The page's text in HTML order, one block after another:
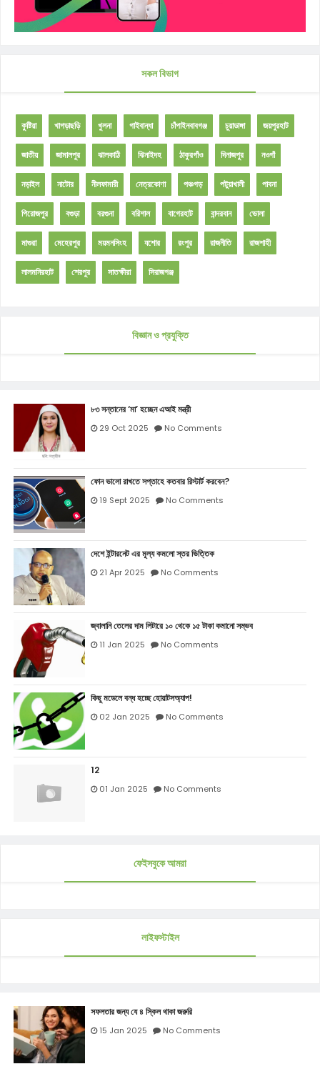
সকল বিভাগ
কুষ্টিয়া খাগড়াছড়ি খুলনা গাইবান্ধা চাঁপাইনবাবগঞ্জ চুয়াডাঙ্গা জয়পুরহাট
জাতীয় জামালপুর ঝালকাঠি ঝিনাইদহ ঠাকুরগাঁও দিনাজপুর নওগাঁ
নড়াইল নাটোর নীলফামারী নেত্রকোণা পঞ্চগড় পটুয়াখালী পাবনা
পিরোজপুর বগুড়া বরগুনা বরিশাল বাগেরহাট বান্দরবান ভোলা
মাগুরা মেহেরপুর ময়মনসিংহ যশোর রংপুর রাজনীতি রাজশাহী
লালমনিরহাট শেরপুর সাতক্ষীরা সিরাজগঞ্জ
বিজ্ঞান ও প্রযুক্তি
৮৩ সন্তানের ‘মা’ হচ্ছেন এআই মন্ত্রী
29 Oct 2025 No Comments
ফোন ভালো রাখতে সপ্তাহে কতবার রিস্টার্ট করবেন?
19 Sept 2025 No Comments
দেশে ইন্টারনেট এর মূল্য কমলো স্তর ভিত্তিক
21 Apr 2025 No Comments
জ্বালানি তেলের দাম লিটারে ১০ থেকে ১৫ টাকা কমানো সম্ভব
11 Jan 2025 No Comments
কিছু মডেলে বন্ধ হচ্ছে হোয়াটসঅ্যাপ!
02 Jan 2025 No Comments
12
01 Jan 2025 No Comments
ফেইসবুকে আমরা
লাইফস্টাইল
সফলতার জন্য যে ৪ স্কিল থাকা জরুরি
15 Jan 2025 No Comments